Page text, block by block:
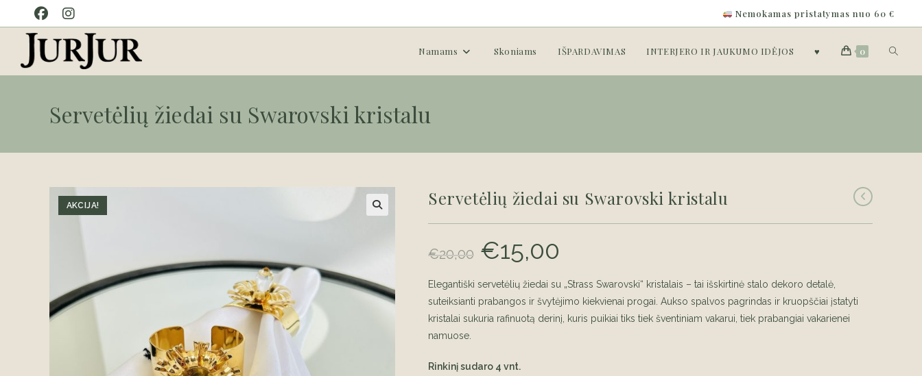
to
content
Nemokamas pristatymas nuo 60 €
Namams Skoniams IŠPARDAVIMAS INTERJERO IR JAUKUMO IDĖJOS ♥ 0 Toggle
Servetėlių žiedai su Swarovski kristalu
AKCIJA! Servetėlių žiedai su Swarovski kristalu
€20,00
Original
price
was:
€15,00
Elegantiški servetėlių žiedai su „Strass Swarovski“ kristalais – tai išskirtinė stalo dekoro detalė,
suteiksianti prabangos ir švytėjimo kiekvienai progai. Aukso spalvos pagrindas ir kruopščiai įstatyti
kristalai sukuria rafinuotą derinį, kuris puikiai tiks tiek šventiniam vakarui, tiek prabangiai vakarienei
namuose.
Rinkinį sudaro 4 vnt.